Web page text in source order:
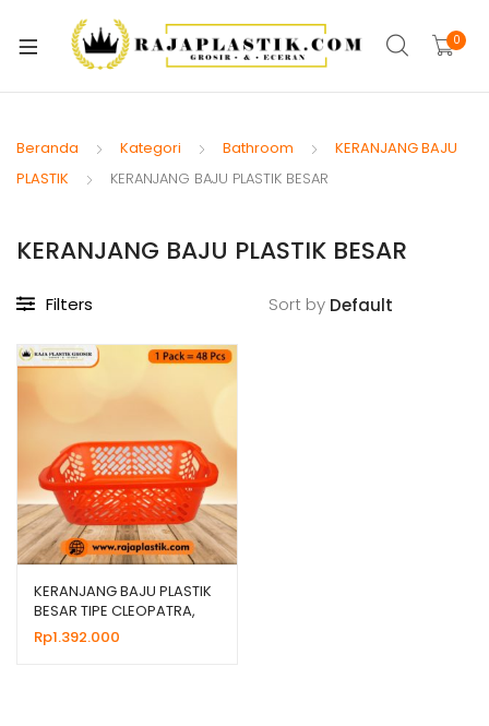
0
Beranda Kategori Bathroom
KERANJANG BAJU
PLASTIK
KERANJANG BAJU PLASTIK BESAR
KERANJANG BAJU PLASTIK BESAR
Filters Sort by
KERANJANG BAJU PLASTIK
BESAR TIPE CLEOPATRA,
JUAL HARGA GROSIR
Rp1.392.000